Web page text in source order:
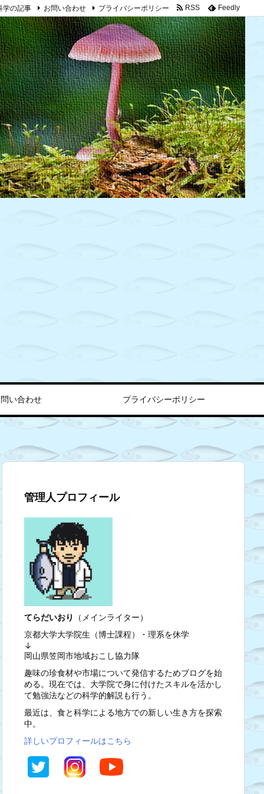
い合わせ プライバシーポリシー
学の記事 お問い合わせ プライバシーポリシー RSS Feedly
管理人プロフィール
てらだいおり
（メインライター）
京都大学大学院生（博士課程）・理系を休学
↓
岡山県笠岡市地域おこし協力隊
趣味の珍食材や市場について発信するためブログを始
める。現在では、大学院で身に付けたスキルを活かし
て勉強法などの科学的解説も行う。
最近は、食と科学による地方での新しい生き方を探索
中。
詳しいプロフィールはこちら